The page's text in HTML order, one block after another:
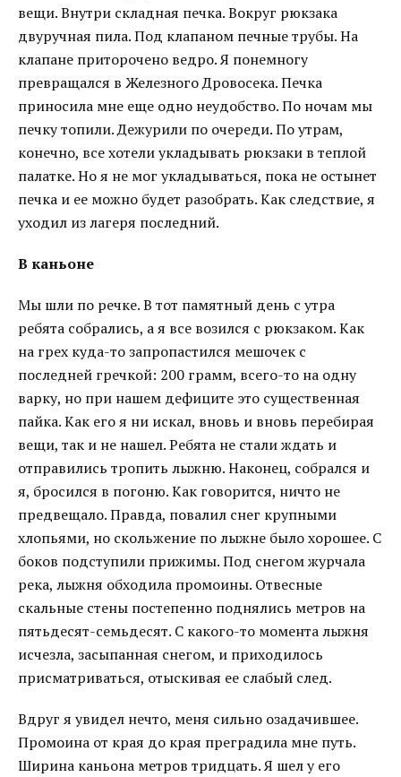
вещи. Внутри складная печка. Вокруг рюкзака
двуручная пила. Под клапаном печные трубы. На
клапане приторочено ведро. Я понемногу
превращался в Железного Дровосека. Печка
приносила мне еще одно неудобство. По ночам мы
печку топили. Дежурили по очереди. По утрам,
конечно, все хотели укладывать рюкзаки в теплой
палатке. Но я не мог укладываться, пока не остынет
печка и ее можно будет разобрать. Как следствие, я
уходил из лагеря последний.
В каньоне
Мы шли по речке. В тот памятный день с утра
ребята собрались, а я все возился с рюкзаком. Как
на грех куда-то запропастился мешочек с
последней гречкой: 200 грамм, всего-то на одну
варку, но при нашем дефиците это существенная
пайка. Как его я ни искал, вновь и вновь перебирая
вещи, так и не нашел. Ребята не стали ждать и
отправились тропить лыжню. Наконец, собрался и
я, бросился в погоню. Как говорится, ничто не
предвещало. Правда, повалил снег крупными
хлопьями, но скольжение по лыжне было хорошее. С
боков подступили прижимы. Под снегом журчала
река, лыжня обходила промоины. Отвесные
скальные стены постепенно поднялись метров на
пятьдесят-семьдесят. С какого-то момента лыжня
исчезла, засыпанная снегом, и приходилось
присматриваться, отыскивая ее слабый след.
Вдруг я увидел нечто, меня сильно озадачившее.
Промоина от края до края преградила мне путь.
Ширина каньона метров тридцать. Я шел у его